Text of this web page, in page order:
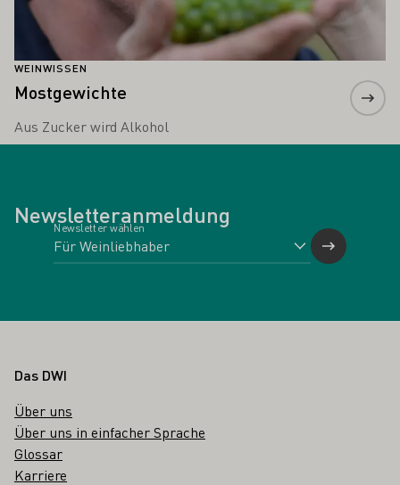
WEINWISSEN
Mostgewichte
Aus Zucker wird Alkohol
Newsletteranmeldung
Newsletter wählen
Fußbereich
Das DWI
Über uns
Über uns in einfacher Sprache
Glossar
Karriere